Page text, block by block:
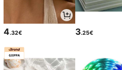
4.32€ 3.25€